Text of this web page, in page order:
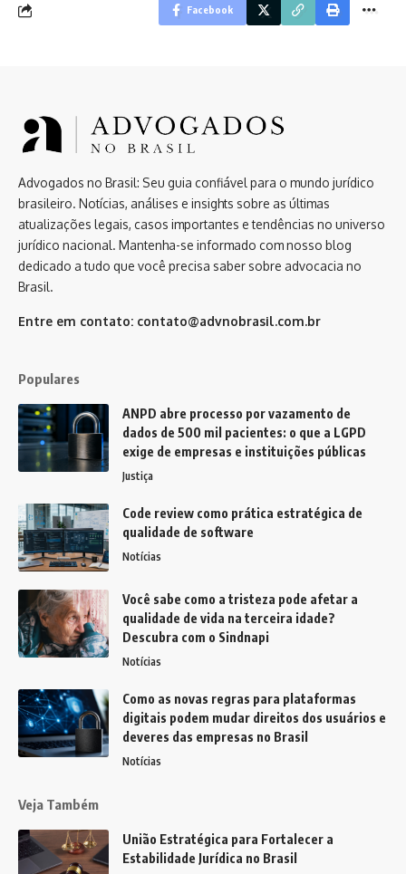
Facebook
Advogados no Brasil: Seu guia confiável para o mundo jurídico
brasileiro. Notícias, análises e insights sobre as últimas
atualizações legais, casos importantes e tendências no universo
jurídico nacional. Mantenha-se informado com nosso blog
dedicado a tudo que você precisa saber sobre advocacia no
Brasil.
Entre em contato: contato@advnobrasil.com.br
Populares
ANPD abre processo por vazamento de
dados de 500 mil pacientes: o que a LGPD
exige de empresas e instituições públicas
Justiça
Code review como prática estratégica de
qualidade de software
Notícias
Você sabe como a tristeza pode afetar a
qualidade de vida na terceira idade?
Descubra com o Sindnapi
Notícias
Como as novas regras para plataformas
digitais podem mudar direitos dos usuários e
deveres das empresas no Brasil
Notícias
Veja Também
União Estratégica para Fortalecer a
Estabilidade Jurídica no Brasil